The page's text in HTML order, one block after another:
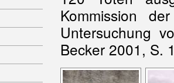
Kommission
Untersuchung
Becker 2001, S.